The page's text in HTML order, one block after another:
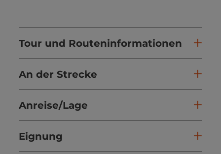
Tour und Routeninformationen
An der Strecke
Anreise/Lage
Eignung